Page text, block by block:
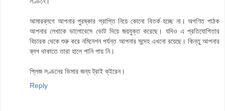
আমারব্লগে আপনার পুরষ্কার প্রাপ্তি নিয়ে কোনো বিতর্ক হচ্ছে না। অগণিত পাঠক
আপনার লেখাকে ভালোবেসে ভোট দিয়ে জয়যুক্ত করেছে। যদিও এ প্রতিযোগিতার
বিচারক থেকে শুরু করে নমিনেশন পর্যন্ত আপনার সন্দেহ এখনো রয়েছে। কিন্তু আপনার
ব্লগ থাকাতে তারা হালে পানি পায় নি।
প্লিজ লণ্ডনের ভিসার জন্য ট্রাই ক্ইরেন।
Reply